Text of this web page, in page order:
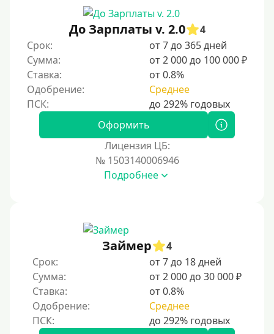
До Зарплаты v. 2.0
4
Срок:
от 7 до 365 дней
Сумма:
от 2 000 до 100 000 ₽
Ставка:
от 0.8%
Одобрение:
Среднее
Оформить
Лицензия ЦБ:
№ 1503140006946
Подробнее
Займер
4
Срок:
от 7 до 18 дней
Сумма:
от 2 000 до 30 000 ₽
Ставка:
от 0.8%
Одобрение:
Среднее